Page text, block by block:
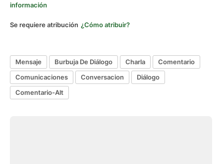
información
Se requiere atribución ¿Cómo atribuir?
Mensaje Burbuja De Diálogo Charla
Comentario
Comunicaciones
Conversacion
Diálogo
Comentario-Alt